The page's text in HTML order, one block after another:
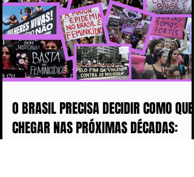
O BRASIL PRECISA DECIDIR COMO QUER
CHEGAR NAS PRÓXIMAS DÉCADAS: